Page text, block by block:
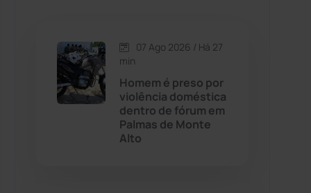
Caetité (1504)
Candiba (157)
Cândido Sales (121)
07 Ago 2026 / Há 27
min
Homem é preso por
violência doméstica
dentro de fórum em
Palmas de Monte
Alto